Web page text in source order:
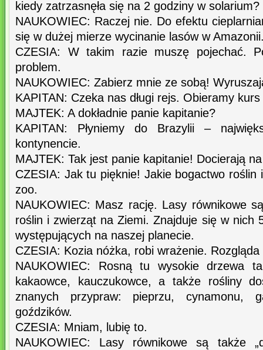
kiedy zatrzasnęła się na 2 godziny w solarium?
NAUKOWIEC: Raczej nie. Do efektu
się w dużej mierze wycinanie lasów w
CZESIA: W takim razie muszę pojechać.
problem.
NAUKOWIEC: Zabierz mnie ze sobą!
KAPITAN: Czeka nas długi rejs. Obieramy
MAJTEK: A dokładnie panie kapitanie?
KAPITAN: Płyniemy do Brazylii –
kontynencie.
MAJTEK: Tak jest panie kapitanie! Docierają
CZESIA: Jak tu pięknie! Jakie bogactwo roślin
zoo.
NAUKOWIEC: Masz rację. Lasy równikowe
roślin i zwierząt na Ziemi. Znajduje się w nich
występujących na naszej planecie.
CZESIA: Kozia nóżka, robi wrażenie.
NAUKOWIEC: Rosną tu wysokie drzewa
kakaowce, kauczukowce, a także rośliny
znanych przypraw: pieprzu, cynamonu,
goździków.
CZESIA: Mniam, lubię to.
NAUKOWIEC: Lasy równikowe są także